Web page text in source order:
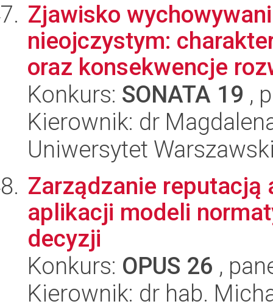
Zjawisko
nieojczystym:
oraz konsekwencje
Konkurs: SONATA 19 ,
Kierownik: dr
Uniwersytet
Zarządzanie
aplikacji modeli
decyzji
Konkurs: OPUS 26 ,
Kierownik: dr hab.